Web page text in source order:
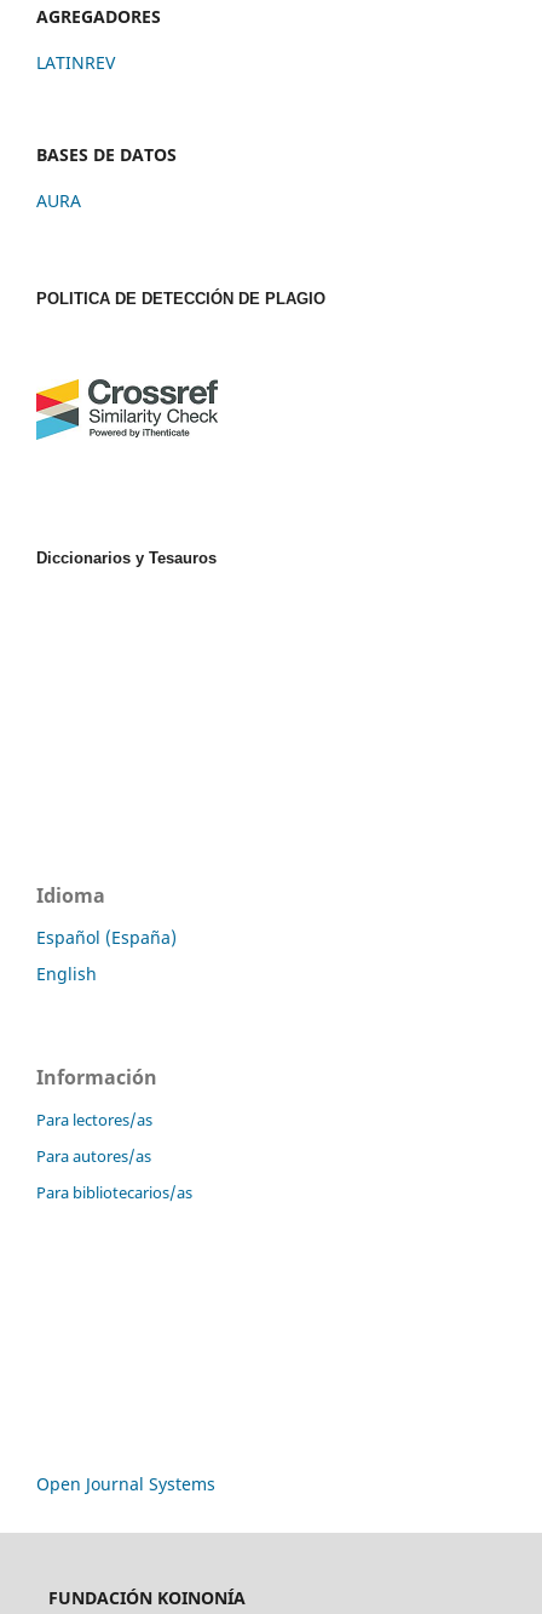
AGREGADORES
LATINREV
BASES DE DATOS
AURA
POLITICA DE DETECCIÓN DE PLAGIO
Diccionarios y Tesauros
Idioma
Español (España)
English
Información
Para lectores/as
Para autores/as
Para bibliotecarios/as
Open Journal Systems
FUNDACIÓN KOINONÍA